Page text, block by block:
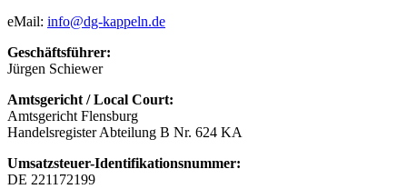
eMail: info@dg-kappeln.de
Geschäftsführer:
Jürgen Schiewer
Amtsgericht / Local Court:
Amtsgericht Flensburg
Handelsregister Abteilung B Nr. 624 KA
Umsatzsteuer-Identifikationsnummer:
DE 221172199